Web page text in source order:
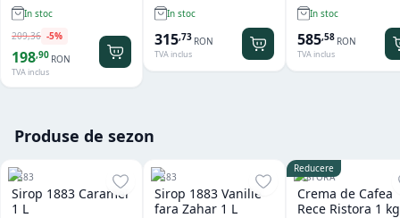
In stoc
209,36 -5%
198,90 RON
TVA inclus
In stoc
315,73 RON
TVA inclus
In stoc
585,58 RON
TVA inclus
Produse de sezon
1883
Sirop 1883 Caramel
1 L
1883
Sirop 1883 Vanilie
fara Zahar 1 L
Reducere
RISTORA
Crema de Cafea
Rece Ristora 1 kg